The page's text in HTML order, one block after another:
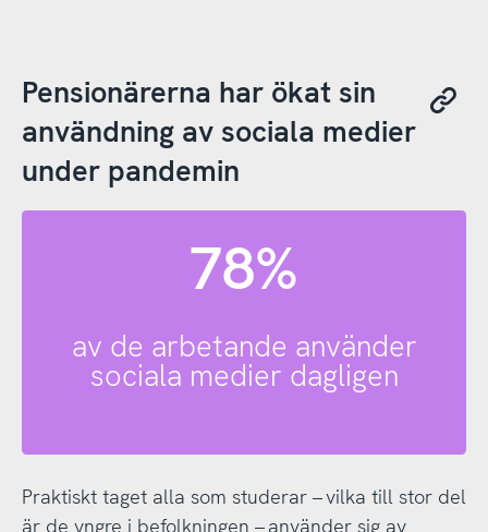
Pensionärerna har ökat sin
användning av sociala medier
under pandemin
78%
av de arbetande använder
sociala medier dagligen
Praktiskt taget alla som studerar – vilka till stor del
är de yngre i befolkningen – använder sig av